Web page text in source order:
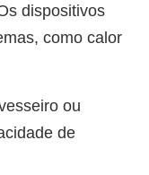
dispositivos
como calor
ou
de